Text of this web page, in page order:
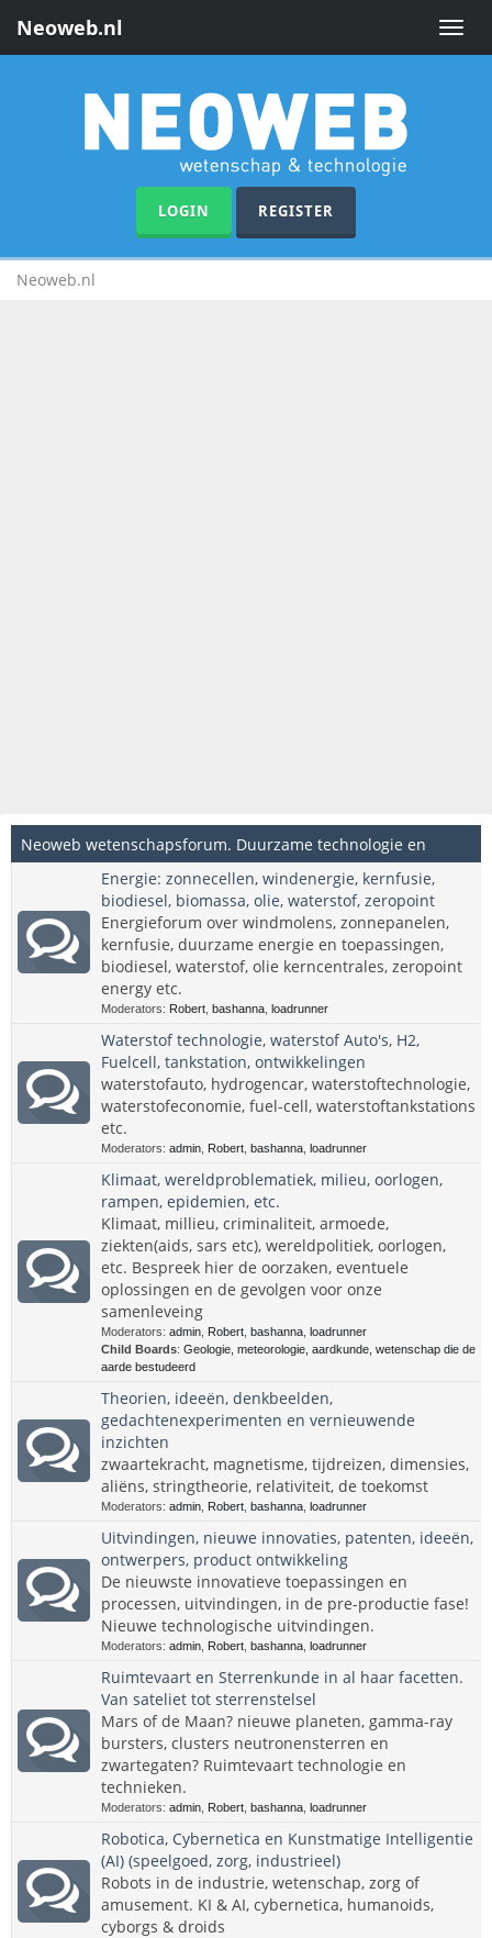
Toggle
Neoweb.nl
LOGIN REGISTER
Neoweb.nl
Neoweb wetenschapsforum. Duurzame technologie en
innovatieve wetenschappelijke onderwerpen.
Energie: zonnecellen, windenergie, kernfusie,
biodiesel, biomassa, olie, waterstof, zeropoint
Energieforum over windmolens, zonnepanelen,
kernfusie, duurzame energie en toepassingen,
biodiesel, waterstof, olie kerncentrales, zeropoint
energy etc.
Moderators: Robert bashanna loadrunner
Waterstof technologie, waterstof Auto's, H2,
Fuelcell, tankstation, ontwikkelingen
waterstofauto, hydrogencar, waterstoftechnologie,
waterstofeconomie, fuel-cell, waterstoftankstations
etc.
Moderators: admin Robert bashanna loadrunner
Klimaat, wereldproblematiek, milieu, oorlogen,
rampen, epidemien, etc.
Klimaat, millieu, criminaliteit, armoede,
ziekten(aids, sars etc), wereldpolitiek, oorlogen,
etc. Bespreek hier de oorzaken, eventuele
oplossingen en de gevolgen voor onze
samenleveing
Moderators: admin Robert bashanna loadrunner
Child Boards: Geologie, meteorologie, aardkunde, wetenschap die de
aarde bestudeerd
Theorien, ideeën, denkbeelden,
gedachtenexperimenten en vernieuwende
inzichten
zwaartekracht, magnetisme, tijdreizen, dimensies,
aliëns, stringtheorie, relativiteit, de toekomst
Moderators: admin Robert bashanna loadrunner
Uitvindingen, nieuwe innovaties, patenten, ideeën,
ontwerpers, product ontwikkeling
De nieuwste innovatieve toepassingen en
processen, uitvindingen, in de pre-productie fase!
Nieuwe technologische uitvindingen.
Moderators: admin Robert bashanna loadrunner
Ruimtevaart en Sterrenkunde in al haar facetten.
Van sateliet tot sterrenstelsel
Mars of de Maan? nieuwe planeten, gamma-ray
bursters, clusters neutronensterren en
zwartegaten? Ruimtevaart technologie en
technieken.
Moderators: admin Robert bashanna loadrunner
Robotica, Cybernetica en Kunstmatige Intelligentie
(AI) (speelgoed, zorg, industrieel)
Robots in de industrie, wetenschap, zorg of
amusement. KI & AI, cybernetica, humanoids,
cyborgs & droids